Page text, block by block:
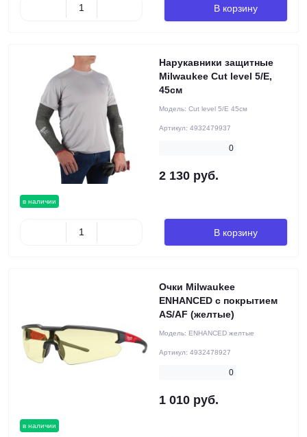
В корзину
в наличии
Нарукавники защитные
Milwaukee Cut level 5/Е,
45см
Модель: Cut level 5/Е 45см
Артикул: 4932479937
0
2 130 руб.
В корзину
в наличии
Очки Milwaukee
ENHANCED с покрытием
AS/AF (желтые)
Модель: ENHANCED желтые
Артикул: 4932478927
0
1 010 руб.